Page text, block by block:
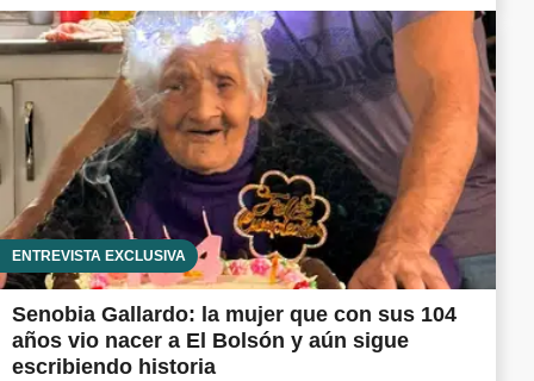
ENTREVISTA EXCLUSIVA
Senobia Gallardo: la mujer que con sus 104
años vio nacer a El Bolsón y aún sigue
escribiendo historia